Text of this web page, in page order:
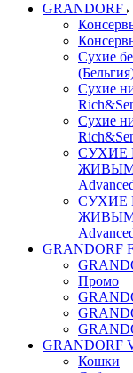
GRANDORF
Сухие
Сухие
Сухие
СУХИЕ
СУХИЕ
GRANDORF
Промо
GRANDORF
Кошки